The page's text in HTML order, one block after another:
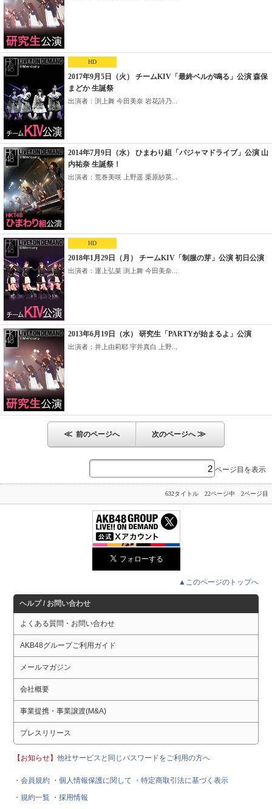
HD
2017年9月5日（火） チームKIV「最終ベルが鳴る」公演 森保
まどか 生誕祭
出演者：渕上舞 今田美奈 岩花詩乃...
2014年7月9日（水） ひまわり組「パジャマドライブ」公演 山
内祐奈 生誕祭！
出演者：荒巻美咲 上野遥 栗原紗英...
HD
2018年1月29日（月） チームKIV「制服の芽」公演 初日公演
出演者：運上弘菜 渕上舞 今田美奈...
2013年6月19日（水） 研究生「PARTYが始まるよ」公演
出演者：井上由莉耶 宇井真白 上野...
≪ 前のページへ 次のページへ≫
ページ目を表示
632タイトル 22ページ中 2ページ目
▲このページのトップへ
ヘルプ / お問い合わせ
よくある質問・お問い合わせ
AKB48グループご利用ガイド
メールマガジン
会社概要
事業提携・事業譲渡(M&A)
プレスリリース
【お知らせ】他社サービスと同じパスワードをご利用の方へ
・会員規約 ・個人情報保護に関して
・特定商取引法に基づく表示
・規約一覧 ・採用情報